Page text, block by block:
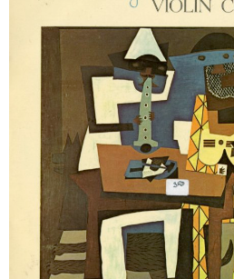
協奏曲
室内楽曲
器楽曲
声楽曲
オペラ
歌曲